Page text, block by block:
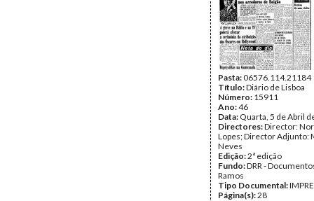
Pasta:06576.114.21184
Título:Diário de Lisboa
Número: 15911
Ano:46
Data: Quarta, 5 de Abril
Directores:Director:
Lopes; Director Adjunto:
Neves
Edição:2ª edição
Fundo:DRR -
Ramos
Tipo Documental:
Página(s):28